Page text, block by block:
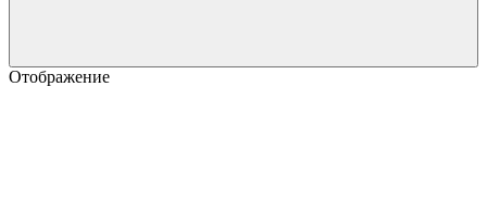
Отображение